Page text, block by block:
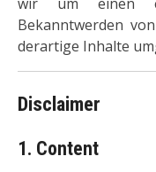
Bekanntwerden
derartige Inhalte
Disclaimer
1. Content